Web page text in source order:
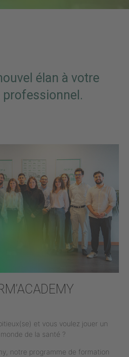
élan à votre
et vous voulez jouer un
de la santé ?
notre programme de formation